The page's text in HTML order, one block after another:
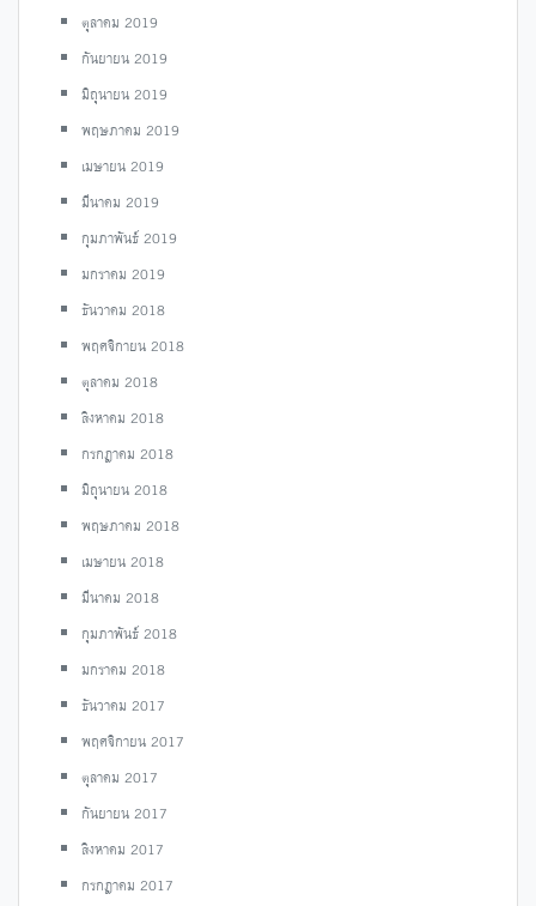
ตุลาคม 2019
กันยายน 2019
มิถุนายน 2019
พฤษภาคม 2019
เมษายน 2019
มีนาคม 2019
กุมภาพันธ์ 2019
มกราคม 2019
ธันวาคม 2018
พฤศจิกายน 2018
ตุลาคม 2018
สิงหาคม 2018
กรกฎาคม 2018
มิถุนายน 2018
พฤษภาคม 2018
เมษายน 2018
มีนาคม 2018
กุมภาพันธ์ 2018
มกราคม 2018
ธันวาคม 2017
พฤศจิกายน 2017
ตุลาคม 2017
กันยายน 2017
สิงหาคม 2017
กรกฎาคม 2017